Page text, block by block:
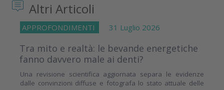
Altri Articoli
APPROFONDIMENTI 31 Luglio 2026
Tra mito e realtà: le bevande energetiche
fanno davvero male ai denti?
Una revisione scientifica aggiornata separa le evidenze
dalle convinzioni diffuse e fotografa lo stato attuale delle